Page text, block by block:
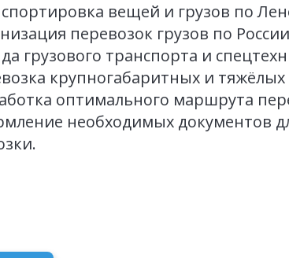
вещей и грузов по
перевозок грузов по
грузового транспорта и
крупногабаритных и тяжёлых
оптимального маршрута
необходимых документов